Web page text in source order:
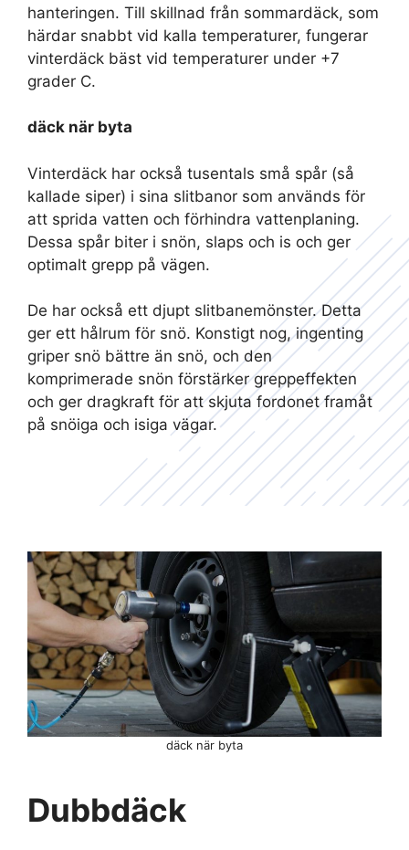
hanteringen. Till skillnad från sommardäck, som
härdar snabbt vid kalla temperaturer, fungerar
vinterdäck bäst vid temperaturer under +7
grader C.
däck när byta
Vinterdäck har också tusentals små spår (så
kallade siper) i sina slitbanor som används för
att sprida vatten och förhindra vattenplaning.
Dessa spår biter i snön, slaps och is och ger
optimalt grepp på vägen.
De har också ett djupt slitbanemönster. Detta
ger ett hålrum för snö. Konstigt nog, ingenting
griper snö bättre än snö, och den
komprimerade snön förstärker greppeffekten
och ger dragkraft för att skjuta fordonet framåt
på snöiga och isiga vägar.
däck när byta
Dubbdäck